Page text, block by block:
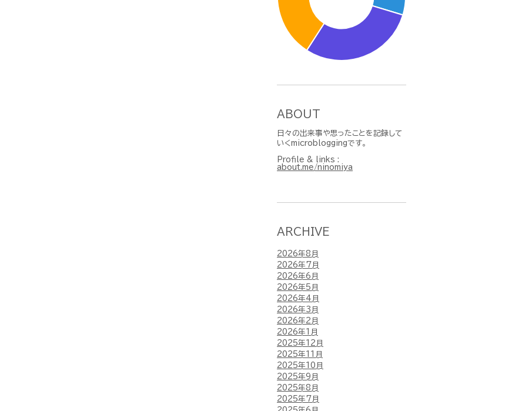
ABOUT
日々の出来事や思ったことを記録して
いくmicrobloggingです。
Profile & links :
about.me/ninomiya
ARCHIVE
2026年8月
2026年7月
2026年6月
2026年5月
2026年4月
2026年3月
2026年2月
2026年1月
2025年12月
2025年11月
2025年10月
2025年9月
2025年8月
2025年7月